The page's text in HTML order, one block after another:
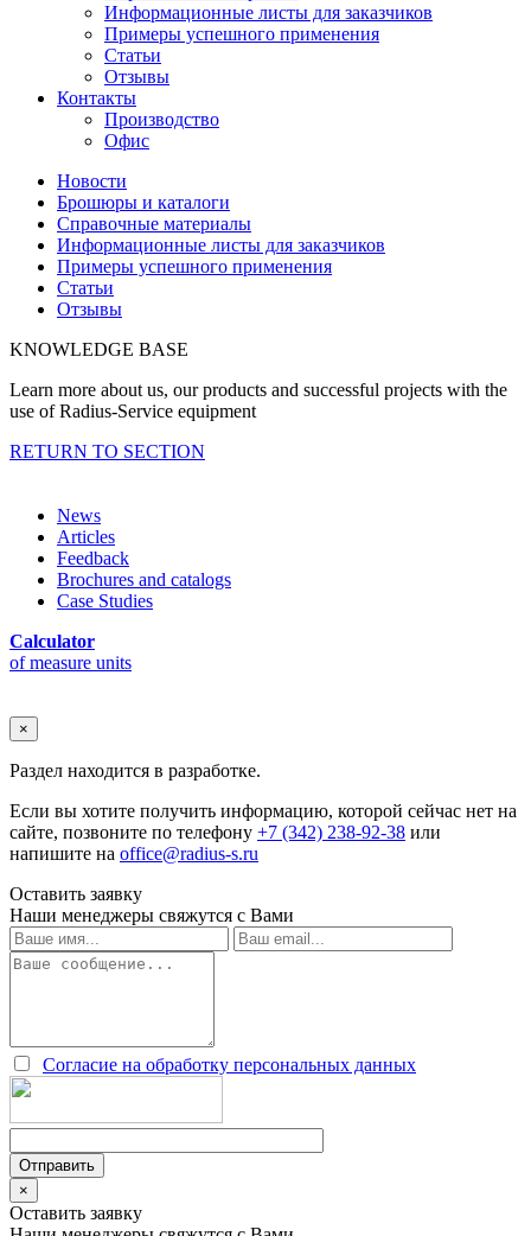
Информационные листы для заказчиков
Примеры успешного применения
Статьи
Отзывы
Контакты
Производство
Офис
Новости
Брошюры и каталоги
Справочные материалы
Информационные листы для заказчиков
Примеры успешного применения
Статьи
Отзывы
KNOWLEDGE BASE
Learn more about us, our products and successful projects with the
use of Radius-Service equipment
RETURN TO SECTION
News
Articles
Feedback
Brochures and catalogs
Case Studies
Calculator
of measure units
×
Раздел находится в разработке.
Если вы хотите получить информацию, которой сейчас нет на
сайте, позвоните по телефону +7 (342) 238-92-38 или
напишите на office@radius-s.ru
Оставить заявку
Наши менеджеры свяжутся с Вами
Согласие на обработку персональных данных
×
Оставить заявку